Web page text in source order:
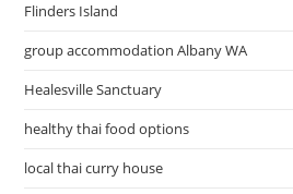
Flinders Island
group accommodation Albany WA
Healesville Sanctuary
healthy thai food options
local thai curry house